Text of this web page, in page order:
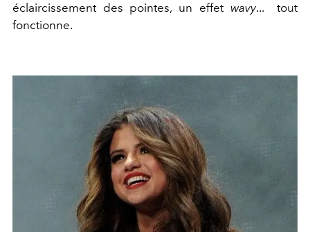
éclaircissement des pointes, un effet wavy... tout
fonctionne.